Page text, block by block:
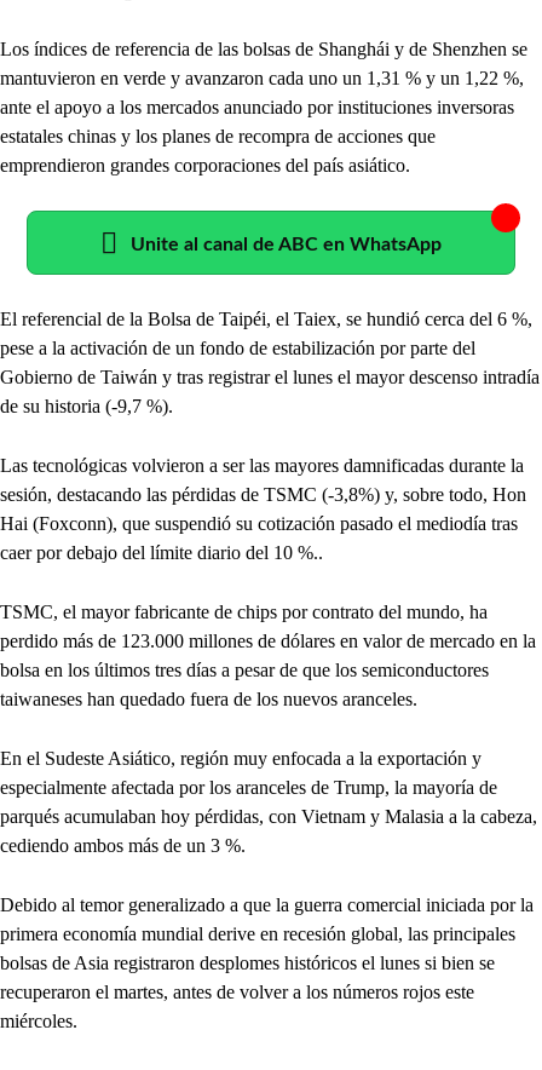
Los índices de referencia de las bolsas de Shanghái y de Shenzhen se
mantuvieron en verde y avanzaron cada uno un 1,31 % y un 1,22 %,
ante el apoyo a los mercados anunciado por instituciones inversoras
estatales chinas y los planes de recompra de acciones que
emprendieron grandes corporaciones del país asiático.
Unite al canal de ABC en WhatsApp
El referencial de la Bolsa de Taipéi, el Taiex, se hundió cerca del 6 %,
pese a la activación de un fondo de estabilización por parte del
Gobierno de Taiwán y tras registrar el lunes el mayor descenso intradía
de su historia (-9,7 %).
Las tecnológicas volvieron a ser las mayores damnificadas durante la
sesión, destacando las pérdidas de TSMC (-3,8%) y, sobre todo, Hon
Hai (Foxconn), que suspendió su cotización pasado el mediodía tras
caer por debajo del límite diario del 10 %..
TSMC, el mayor fabricante de chips por contrato del mundo, ha
perdido más de 123.000 millones de dólares en valor de mercado en la
bolsa en los últimos tres días a pesar de que los semiconductores
taiwaneses han quedado fuera de los nuevos aranceles.
En el Sudeste Asiático, región muy enfocada a la exportación y
especialmente afectada por los aranceles de Trump, la mayoría de
parqués acumulaban hoy pérdidas, con Vietnam y Malasia a la cabeza,
cediendo ambos más de un 3 %.
Debido al temor generalizado a que la guerra comercial iniciada por la
primera economía mundial derive en recesión global, las principales
bolsas de Asia registraron desplomes históricos el lunes si bien se
recuperaron el martes, antes de volver a los números rojos este
miércoles.